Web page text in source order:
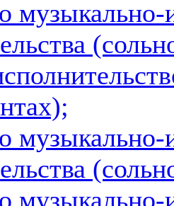
музыкально-
музыкально-
музыкально-